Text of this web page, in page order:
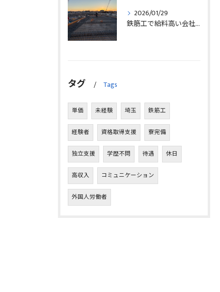
2026/01/29
鉄筋工で給料高い会社に転職したリアルなインタビュー事例を埼玉県三郷市で解説
タグ Tags
単価 未経験 埼玉 鉄筋工
経験者 資格取得支援 寮完備
独立支援 学歴不問 待遇 休日
高収入 コミュニケーション
外国人労働者